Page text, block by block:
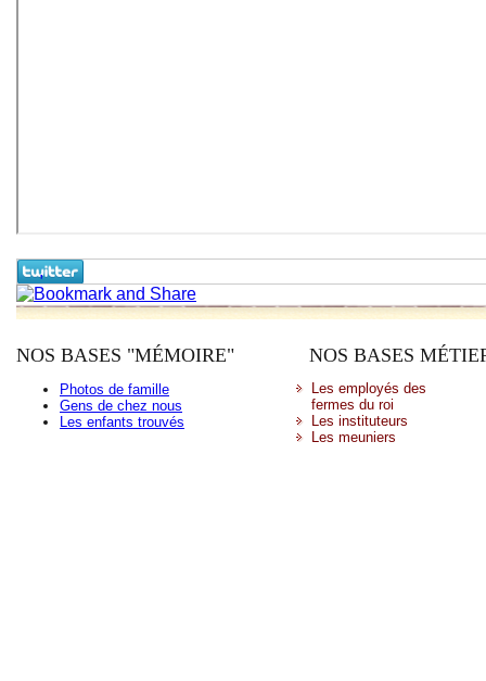
,
NOS BASES "MÉMOIRE"
Photos de famille
Gens de chez nous
Les enfants trouvés
NOS BASES
Les employés des
fermes du roi
Les instituteurs
Les meuniers